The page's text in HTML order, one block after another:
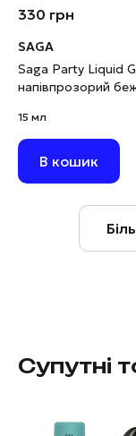
330 грн
SAGA
Saga Party Liquid
напівпрозорий
15 мл
В кошик
Супутні